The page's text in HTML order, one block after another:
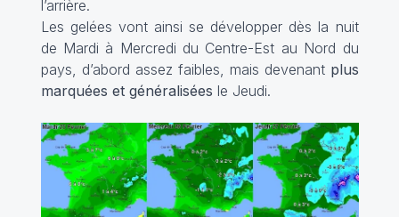
l’arrière.
Les gelées vont ainsi se développer dès la nuit
de Mardi à Mercredi du Centre-Est au Nord du
pays, d’abord assez faibles, mais devenant plus
marquées et généralisées le Jeudi.